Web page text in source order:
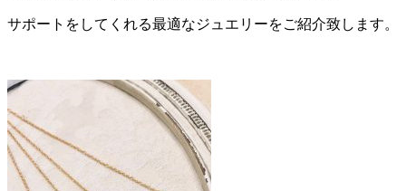
サポートをしてくれる最適なジュエリーをご紹介致します。